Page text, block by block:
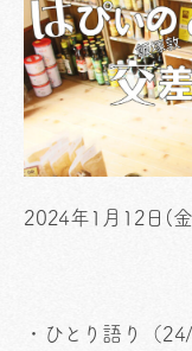
2024年1 月12日(
・ひとり語り（